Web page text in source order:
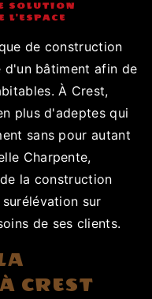
SOLUTION
L'ESPACE
de construction
bâtiment afin de
À Crest,
plus d'adeptes qui
sans pour autant
Charpente,
la construction
sur
de ses clients.
CREST